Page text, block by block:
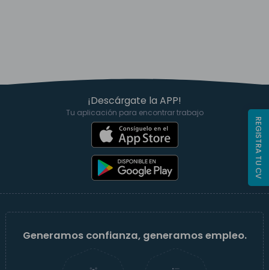
¡Descárgate la APP!
Tu aplicación para encontrar trabajo
Generamos confianza, generamos empleo.
REGISTRA TU CV